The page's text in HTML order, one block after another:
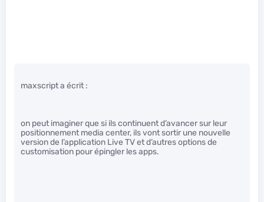
maxscript a écrit :
on peut imaginer que si ils continuent d’avancer sur leur
positionnement media center, ils vont sortir une nouvelle
version de l’application Live TV et d’autres options de
customisation pour épingler les apps.